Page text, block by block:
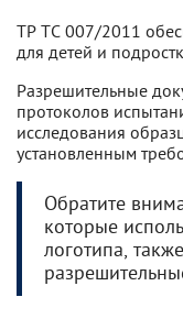
ТР ТС 007/2011
для детей и
Разрешительные
протоколов
исследования
установленным
Обратите
которые
логотипа,